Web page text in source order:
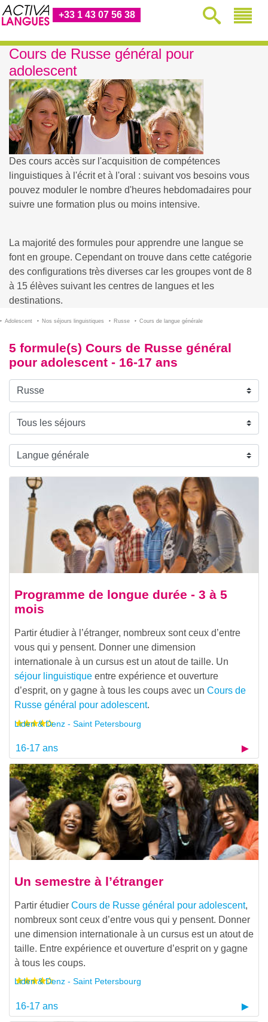
+33 1 43 07 56 38
Cours de Russe général pour
adolescent
Des cours accès sur l'acquisition de compétences
linguistiques à l'écrit et à l'oral : suivant vos besoins vous
pouvez moduler le nombre d'heures hebdomadaires pour
suivre une formation plus ou moins intensive.
La majorité des formules pour apprendre une langue se
font en groupe. Cependant on trouve dans cette catégorie
des configurations très diverses car les groupes vont de 8
à 15 élèves suivant les centres de langues et les
destinations.
Adolescent Nos séjours linguistiques Russe Cours de langue générale
5 formule(s) Cours de Russe général
pour adolescent - 16-17 ans
Programme de longue durée - 3 à 5
mois
Partir étudier à l’étranger, nombreux sont ceux d’entre
vous qui y pensent. Donner une dimension
internationale à un cursus est un atout de taille. Un
séjour linguistique entre expérience et ouverture
d’esprit, on y gagne à tous les coups avec un Cours de
Russe général pour adolescent.
Liden & Denz - Saint Petersbourg
16-17 ans
Un semestre à l’étranger
Partir étudier Cours de Russe général pour adolescent,
nombreux sont ceux d’entre vous qui y pensent. Donner
une dimension internationale à un cursus est un atout de
taille. Entre expérience et ouverture d’esprit on y gagne
à tous les coups.
Liden & Denz - Saint Petersbourg
16-17 ans